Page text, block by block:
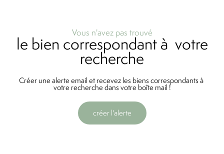
Vous n'avez pas trouvé
le bien correspondant à votre
recherche
Créer une alerte email et recevez les biens correspondants à
votre recherche dans votre boîte mail !
créer l'alerte